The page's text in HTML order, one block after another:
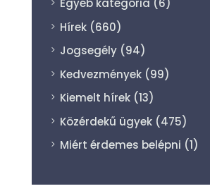
Egyéb kategória (6)
Hírek (660)
Jogsegély (94)
Kedvezmények (99)
Kiemelt hírek (13)
Közérdekű ügyek (475)
Miért érdemes belépni (1)